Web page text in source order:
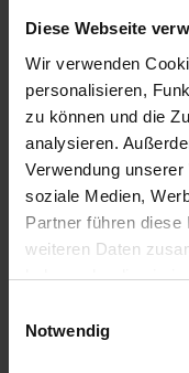
Diese Webseite
Wir verwenden
personalisieren,
zu können und die
analysieren.
Verwendung
soziale Medien,
Partner führen
weiteren Daten
haben oder die sie
Cookies, wenn Sie
Notwendig
inkl. ges. USt.,zzgl.
Sofort versandfertig,
Deutschlands
Merken
Artikel Nr.: 4663640
Beschreibung
Neuauflage in PE-
Qualität in